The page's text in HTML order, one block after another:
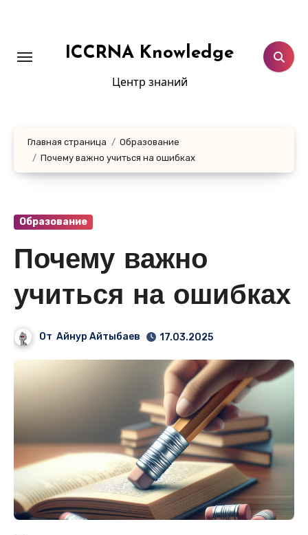
содержаниюICCRNA Knowledge
Центр знаний
Главная страница
Образование
Почему важно учиться на ошибках
Образование
Почему важно
учиться на ошибках
От Айнур Айтыбаев 17.03.2025